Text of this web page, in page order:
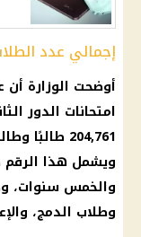
إجمالي عدد
أوضحت الوزارة
204,761
ويشمل هذا الرقم
والخمس سنوات،
وطلاب الدمج،